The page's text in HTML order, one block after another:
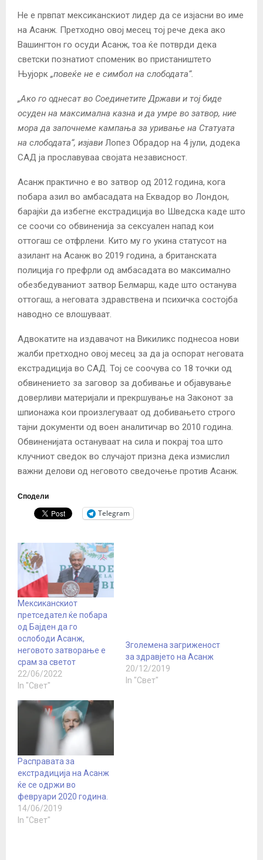
Не е првпат мексиканскиот лидер да се изјасни во име
на Асанж. Претходно овој месец тој рече дека ако
Вашингтон го осуди Асанж, тоа ќе потврди дека
светски познатиот споменик во пристаништето
Њујорк „повеќе не е симбол на слободата“.
„Ако го однесат во Соединетите Држави и тој биде
осуден на максимална казна и да умре во затвор, ние
мора да започнеме кампања за уривање на Статуата
на слободата“, изјави Лопез Обрадор на 4 јули, додека
САД ја прославуваа својата независност.
Асанж практично е во затвор од 2012 година, кога
побара азил во амбасадата на Еквадор во Лондон,
барајќи да избегне екстрадиција во Шведска каде што
се соочи со обвиненија за сексуален напад кои
оттогаш се отфрлени. Кито му го укина статусот на
азилант на Асанж во 2019 година, а британската
полиција го префрли од амбасадата во максимално
обезбедуваниот затвор Белмарш, каде што останува
оттогаш, а неговата здравствена и психичка состојба
наводно се влошуваат.
Адвокатите на издавачот на Викиликс поднесоа нови
жалби претходно овој месец за да ја оспорат неговата
екстрадиција во САД. Тој се соочува со 18 точки од
обвинението за заговор за добивање и објавување
доверливи материјали и прекршување на Законот за
шпионажа кои произлегуваат од добивањето строго
тајни документи од воен аналитичар во 2010 година.
Обвиненијата остануваат на сила и покрај тоа што
клучниот сведок во случајот призна дека измислил
важни делови од неговото сведочење против Асанж.
Сподели
Telegram
Мексиканскиот
претседател ќе побара
од Бајден да го
ослободи Асанж,
неговото затворање е
срам за светот
22/06/2022
In "Свет"
Зголемена загриженост
за здравјето на Асанж
20/12/2019
In "Свет"
Расправата за
екстрадиција на Асанж
ќе се одржи во
февруари 2020 година.
14/06/2019
In "Свет"